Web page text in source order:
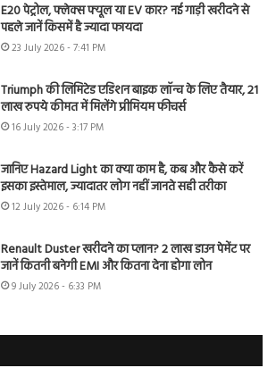
E20 पेट्रोल, फ्लेक्स फ्यूल या EV कार? नई गाड़ी खरीदने से
पहले जानें किसमें है ज्यादा फायदा
23 July 2026 - 7:41 PM
Triumph की लिमिटेड एडिशन बाइक लॉन्च के लिए तैयार, 21
लाख रुपये कीमत में मिलेंगे प्रीमियम फीचर्स
16 July 2026 - 3:17 PM
जानिए Hazard Light का क्या काम है, कब और कैसे करें
इसका इस्तेमाल, ज्यादातर लोग नहीं जानते सही तरीका
12 July 2026 - 6:14 PM
Renault Duster खरीदने का प्लान? 2 लाख डाउन पेमेंट पर
जानें कितनी बनेगी EMI और कितना देना होगा लोन
9 July 2026 - 6:33 PM